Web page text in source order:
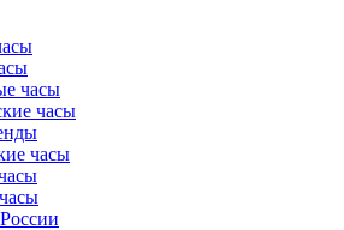
часы
часы
часы